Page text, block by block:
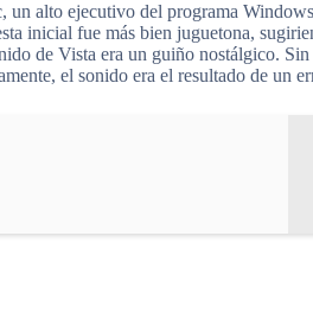
alto ejecutivo del programa
inicial fue más bien juguetona,
de Vista era un guiño nostálgico. Sin
el sonido era el resultado de un